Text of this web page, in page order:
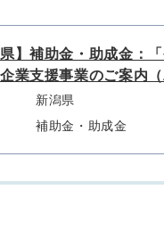
県】補助金・助成金：
業支援事業のご案内（
新潟県
補助金・助成金